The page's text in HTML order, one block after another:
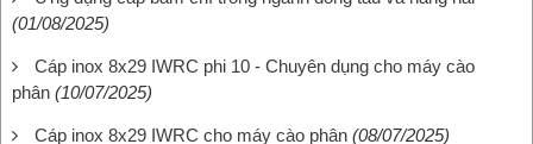
(01/08/2025)
Cáp inox 8x29 IWRC phi 10 - Chuyên dụng cho máy cào
phân (10/07/2025)
Cáp inox 8x29 IWRC cho máy cào phân (08/07/2025)